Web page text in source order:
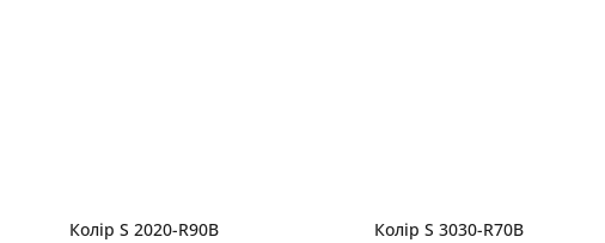
Колір S 2020-R90B Колір S 3030-R70B